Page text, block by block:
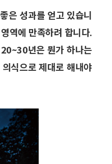
은 성과를 얻고 있습니
역에 만족하려 합니다.
년은 뭔가 하나는
식으로 제대로 해내야